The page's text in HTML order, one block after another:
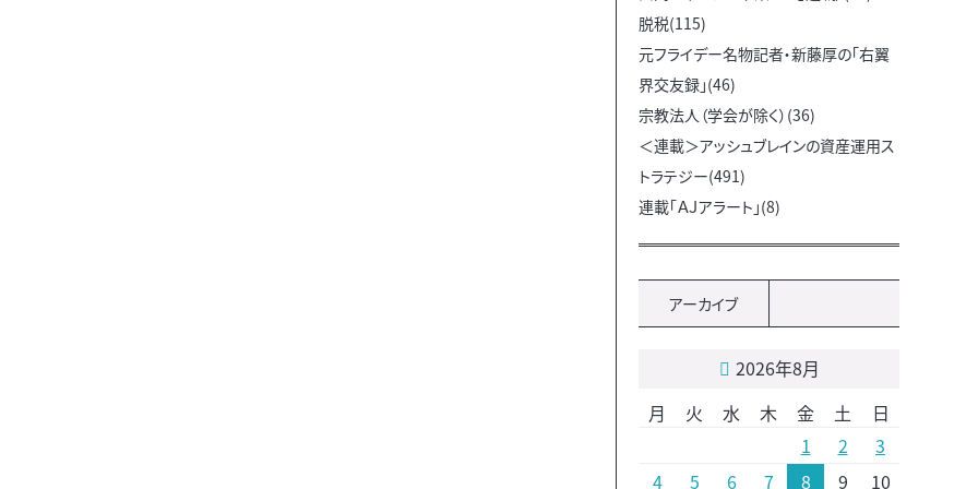
脱税(115)
元フライデー名物記者・新藤厚の「右翼
界交友録」(46)
宗教法人（学会が除く）(36)
＜連載＞アッシュブレインの資産運用ス
トラテジー(491)
連載「ＡＪアラート」(8)
アーカイブ
2026年8月
月
火 水 木 金 土
日
1
2
3
4
5 6 7 8 9 10